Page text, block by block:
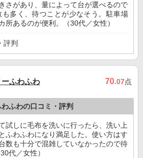
さがあり、量によって台が選べるので
多く、待つことが少なそう。駐車場
所あるのが便利。（30代／女性）
評判
ふわふわ 70.07点
ふわの口コミ・評判
試しに毛布を洗いに行ったら、洗い上
ふわふわになり満足した。使い方はす
数も十分で混雑していなかったので待
代／女性）